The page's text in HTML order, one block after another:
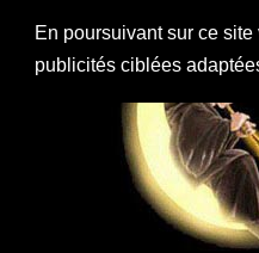
En poursuivant sur ce
publicités ciblées